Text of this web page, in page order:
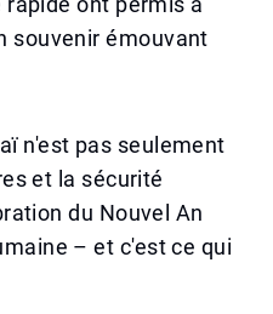
souvenir émouvant
n'est pas seulement
et la sécurité
du Nouvel An
– et c'est ce qui